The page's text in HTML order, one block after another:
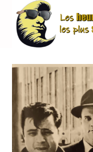
contenu